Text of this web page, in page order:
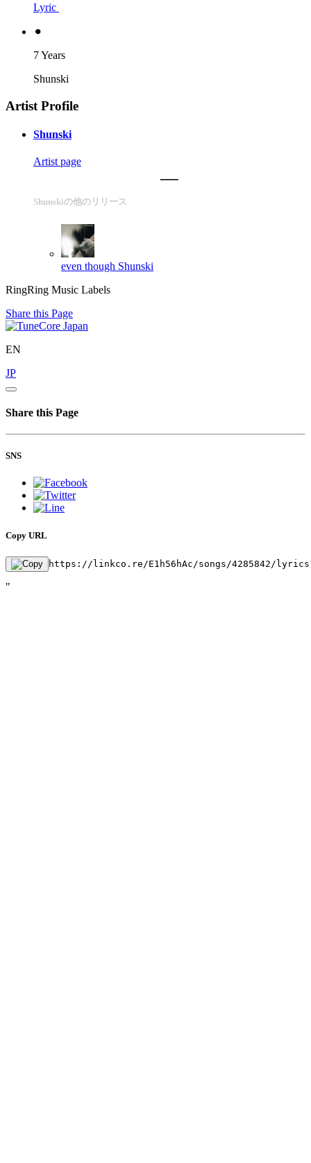
Lyric
⚫︎
7 Years
Shunski
Artist Profile
Shunski
Artist page
Shunskiの他のリリース
even though Shunski
RingRing Music Labels
Share this Page
EN
JP
Share this Page
SNS
Copy URL
https://linkco.re/E1h56hAc/songs/4285842/
"